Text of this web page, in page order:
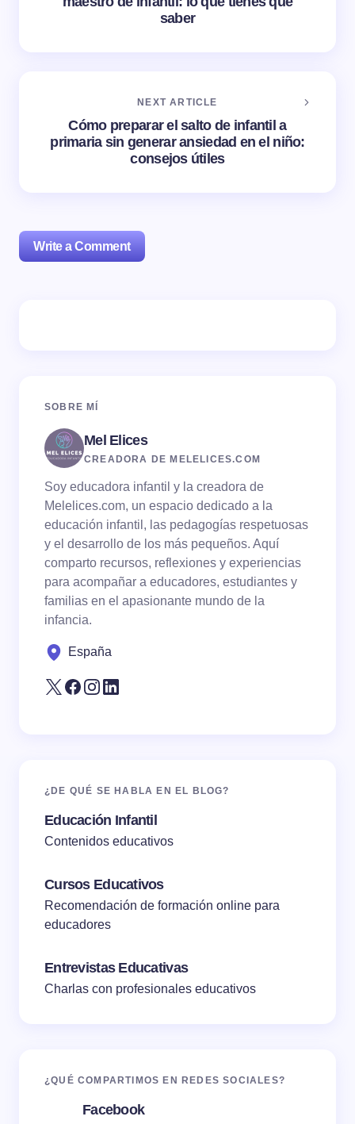
saber
NEXT ARTICLE
Cómo preparar el salto de infantil a
primaria sin generar ansiedad en el niño:
consejos útiles
Write a Comment
Your Comment *
Email *
Save my name and email in this browser for the
SOBRE MÍ
Mel Elices
CREADORA DE MELELICES.COM
Soy educadora infantil y la creadora de
Melelices.com, un espacio dedicado a la
educación infantil, las pedagogías respetuosas
y el desarrollo de los más pequeños. Aquí
comparto recursos, reflexiones y experiencias
para acompañar a educadores, estudiantes y
familias en el apasionante mundo de la
infancia.
España
¿DE QUÉ SE HABLA EN EL BLOG?
Educación Infantil
Contenidos educativos
Cursos Educativos
Recomendación de formación online para
educadores
Entrevistas Educativas
Charlas con profesionales educativos
¿QUÉ COMPARTIMOS EN REDES SOCIALES?
Facebook